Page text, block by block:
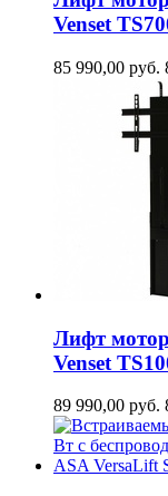
Venset
85 990,00 руб.
Лифт
Venset
89 990,00 руб.